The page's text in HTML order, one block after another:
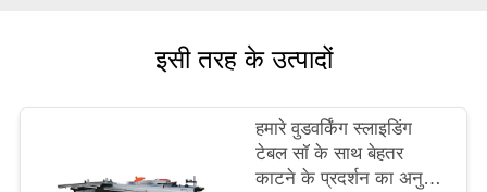
एक
इसी तरह के उत्पादों
हमारे वुडवर्किंग स्लाइडिंग
टेबल सॉ के साथ बेहतर
काटने के प्रदर्शन का अनुभव